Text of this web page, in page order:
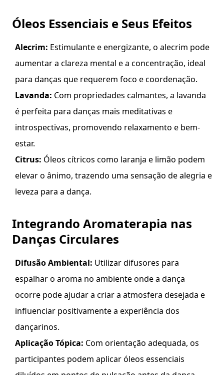
Óleos Essenciais e Seus Efeitos
Alecrim: Estimulante e energizante, o alecrim pode
aumentar a clareza mental e a concentração, ideal
para danças que requerem foco e coordenação.
Lavanda: Com propriedades calmantes, a lavanda
é perfeita para danças mais meditativas e
introspectivas, promovendo relaxamento e bem-
estar.
Citrus: Óleos cítricos como laranja e limão podem
elevar o ânimo, trazendo uma sensação de alegria e
leveza para a dança.
Integrando Aromaterapia nas
Danças Circulares
Difusão Ambiental: Utilizar difusores para
espalhar o aroma no ambiente onde a dança
ocorre pode ajudar a criar a atmosfera desejada e
influenciar positivamente a experiência dos
dançarinos.
Aplicação Tópica: Com orientação adequada, os
participantes podem aplicar óleos essenciais